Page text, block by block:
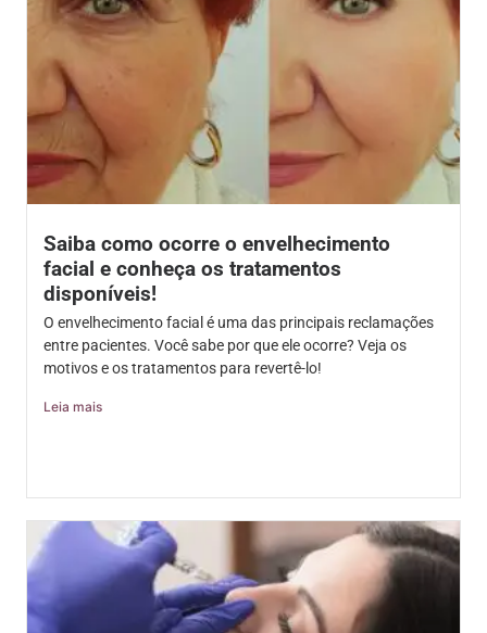
Saiba como ocorre o envelhecimento
facial e conheça os tratamentos
disponíveis!
O envelhecimento facial é uma das principais reclamações
entre pacientes. Você sabe por que ele ocorre? Veja os
motivos e os tratamentos para revertê-lo!
Leia mais